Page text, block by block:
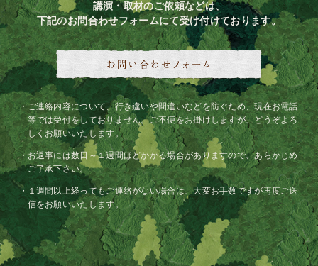
講演・取材のご依頼などは、
下記のお問合わせフォームにて受け付けております。
ご連絡内容について、行き違いや間違いなどを防ぐため、現在お電話
等では受付をしておりません。ご不便をお掛けしますが、どうぞよろ
しくお願いいたします。
お返事には数日～１週間ほどかかる場合がありますので、あらかじめ
ご了承下さい。
１週間以上経ってもご連絡がない場合は、大変お手数ですが再度ご送
信をお願いいたします。